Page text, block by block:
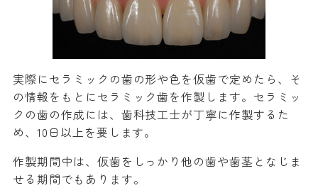
実際にセラミックの歯の形や色を仮歯で定めたら、そ
の情報をもとにセラミック歯を作製します。セラミッ
クの歯の作成には、歯科技工士が丁寧に作製するた
め、10日以上を要します。
作製期間中は、仮歯をしっかり他の歯や歯茎となじま
せる期間でもあります。